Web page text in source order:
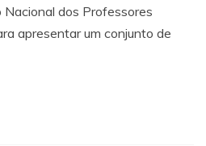
dos Professores
apresentar um conjunto de